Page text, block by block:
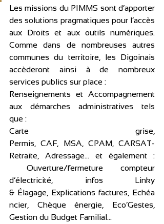
Les missions du PIMMS sont d’apporter
des solutions pragmatiques pour l’accès
aux Droits et aux outils numériques.
Comme dans de nombreuses autres
communes du territoire, les Digoinais
accèderont ainsi à de nombreux
services publics sur place :
Renseignements et Accompagnement
aux démarches administratives tels
que :
Carte grise,
Permis, CAF, MSA, CPAM, CARSAT-
Retraite, Adressage… et également :
Ouverture/fermeture compteur
d’électricité, infos Linky
& Élagage, Explications factures, Echéa
ncier, Chèque énergie, Eco’Gestes,
Gestion du Budget Familial…